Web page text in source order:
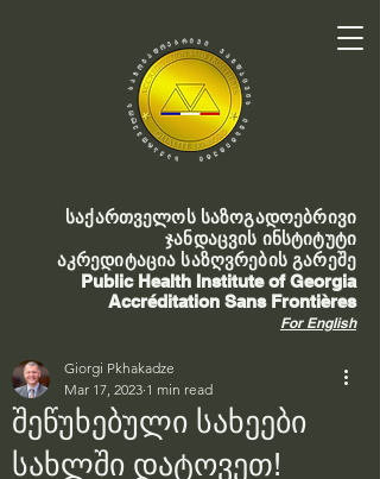
საქართველოს საზოგადოებრივი
ჯანდაცვის ინსტიტუტი
აკრედიტაცია საზღვრების გარეშე
Public Health Institute of Georgia
Accréditation Sans Frontières
For English
შეწუხებული სახეები
სახლში დატოვეთ!
Giorgi Pkhakadze
Mar 17, 2023 1 min read